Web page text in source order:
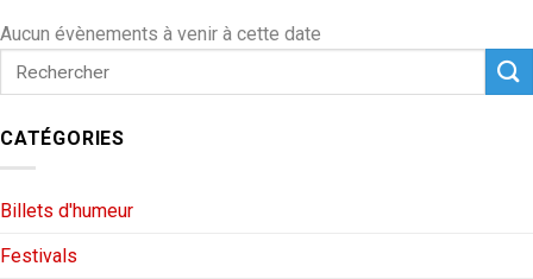
Aucun évènements à venir à cette date
CATÉGORIES
Billets d'humeur
Festivals